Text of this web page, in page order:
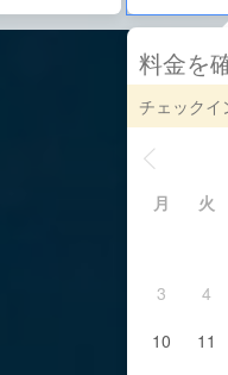
料金を
チェックイ
月 火
3
4
10
11